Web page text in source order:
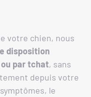
votre chien, nous
disposition
par tchat, sans
depuis votre
le